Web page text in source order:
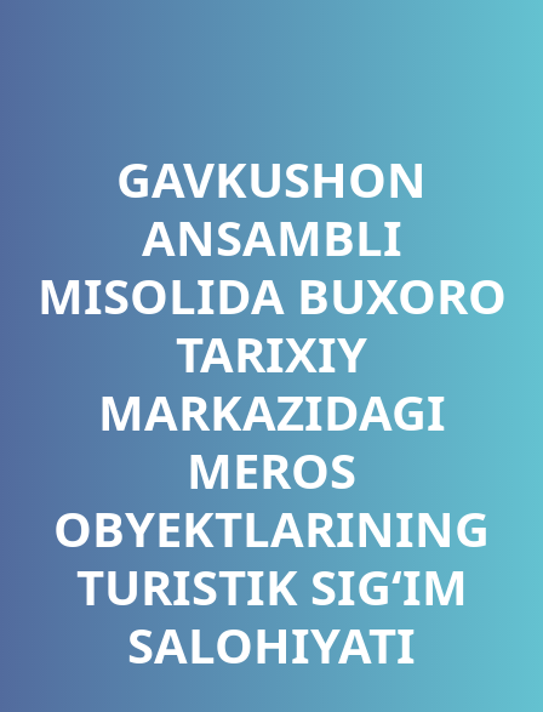
GAVKUSHON
ANSAMBLI
MISOLIDA BUXORO
TARIXIY
MARKAZIDAGI
MEROS
OBYEKTLARINING
TURISTIK SIG‘IM
SALOHIYATI